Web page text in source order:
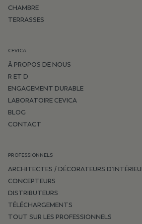
CHAMBRE
TERRASSES
CEVICA
À PROPOS DE NOUS
R ET D
ENGAGEMENT DURABLE
LABORATOIRE CEVICA
BLOG
CONTACT
PROFESSIONNELS
ARCHITECTES / DÉCORATEURS
CONCEPTEURS
DISTRIBUTEURS
TÉLÉCHARGEMENTS
TOUT SUR LES PROFESSIONNELS